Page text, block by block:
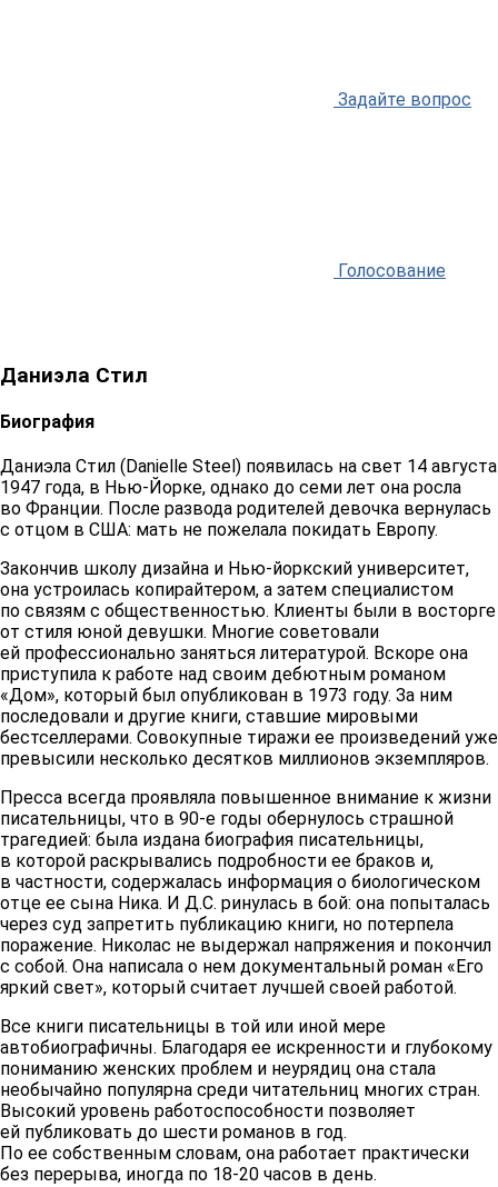
Задайте вопрос
Голосование
Даниэла Стил
Биография
Даниэла Стил (Danielle Steel) появилась на свет 14 августа
1947 года, в Нью-Йорке, однако до семи лет она росла
во Франции. После развода родителей девочка вернулась
с отцом в США: мать не пожелала покидать Европу.
Закончив школу дизайна и Нью-йоркский университет,
она устроилась копирайтером, а затем специалистом
по связям с общественностью. Клиенты были в восторге
от стиля юной девушки. Многие советовали
ей профессионально заняться литературой. Вскоре она
приступила к работе над своим дебютным романом
«Дом», который был опубликован в 1973 году. За ним
последовали и другие книги, ставшие мировыми
бестселлерами. Совокупные тиражи ее произведений уже
превысили несколько десятков миллионов экземпляров.
Пресса всегда проявляла повышенное внимание к жизни
писательницы, что в 90-е годы обернулось страшной
трагедией: была издана биография писательницы,
в которой раскрывались подробности ее браков и,
в частности, содержалась информация о биологическом
отце ее сына Ника. И Д.С. ринулась в бой: она попыталась
через суд запретить публикацию книги, но потерпела
поражение. Николас не выдержал напряжения и покончил
с собой. Она написала о нем документальный роман «Его
яркий свет», который считает лучшей своей работой.
Все книги писательницы в той или иной мере
автобиографичны. Благодаря ее искренности и глубокому
пониманию женских проблем и неурядиц она стала
необычайно популярна среди читательниц многих стран.
Высокий уровень работоспособности позволяет
ей публиковать до шести романов в год.
По ее собственным словам, она работает практически
без перерыва, иногда по 18-20 часов в день.